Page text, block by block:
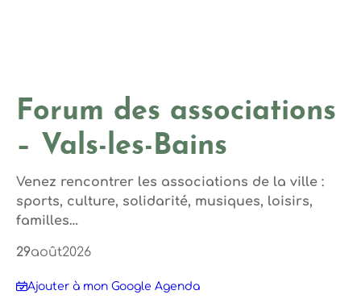
Forum des associations
– Vals-les-Bains
Venez rencontrer les associations de la ville :
sports, culture, solidarité, musiques, loisirs,
familles…
29août2026
Ajouter à mon Google Agenda